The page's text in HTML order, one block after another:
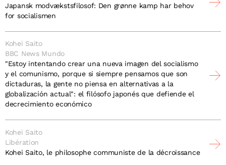
Japansk modvækstsfilosof: Den grønne kamp har behov
for socialismen
Kohei Saito
BBC News Mundo
"Estoy intentando crear una nueva imagen del socialismo
y el comunismo, porque si siempre pensamos que son
dictaduras, la gente no piensa en alternativas a la
globalización actual": el filósofo japonés que defiende el
decrecimiento económico
Kohei Saito
Libération
Kohei Saito, le philosophe communiste de la décroissance